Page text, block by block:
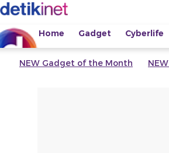
Home Gadget Cyberlife
NEW Gadget of the Month NEW